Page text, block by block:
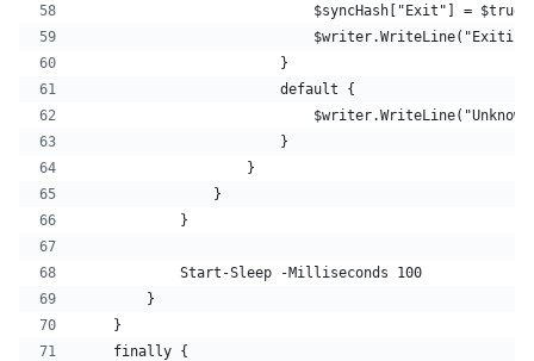
                            $syncHash["Exit"] = $true
                        }
                        default {
                        }
                    }
                }
            }
            Start-Sleep -Milliseconds 100
        }
    }
    finally {